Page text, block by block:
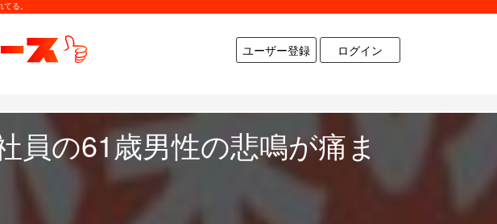
る。
ユーザー登録 ログイン
員の61歳男性の悲鳴が痛ま